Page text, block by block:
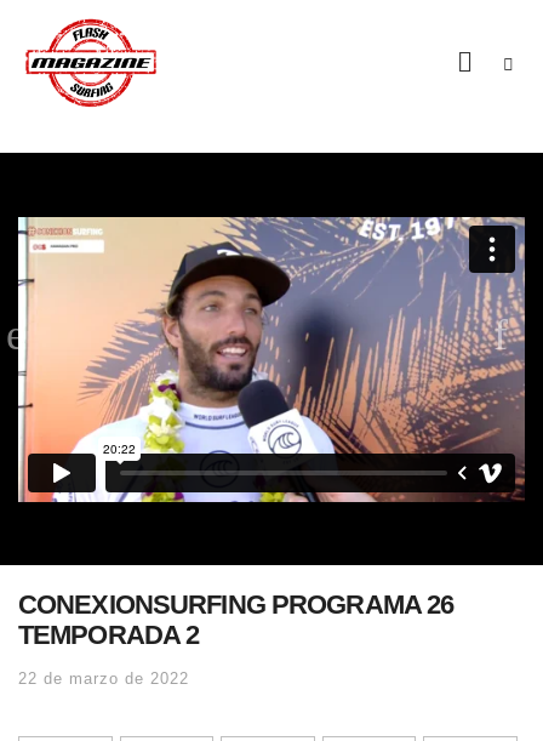
CONEXIONSURFING PROGRAMA 26
TEMPORADA 2
22 de marzo de 2022